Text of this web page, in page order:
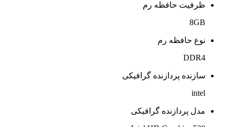
ظرفیت حافظه رم
8GB
نوع حافظه رم
DDR4
سازنده پردازنده گرافیکی
intel
مدل پردازنده گرافیکی